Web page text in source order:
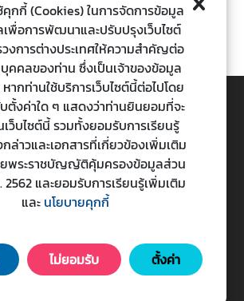
ถัดไป
ะเทศ
Affairs
ทร์ - ศุกร์ เวลา 08.30 - 16.30 น.
คุกกี้ (Cookies) ในการจัดการข้อมูล
พื่อการพัฒนาและปรับปรุงเว็บไซต์
งการต่างประเทศให้ความสำคัญต่อ
คคลของท่าน ซึ่งเป็นเจ้าของข้อมูล
ากท่านใช้บริการเว็บไซต์นี้ต่อไปโดย
ตั้งค่าใด ๆ แสดงว่าท่านยินยอมที่จะ
ว็บไซต์นี้ รวมทั้งยอมรับการเรียนรู้
ล่าวและเอกสารที่เกี่ยวข้องเพิ่มเติม
ยพระราชบัญญัติคุ้มครองข้อมูลส่วน
และยอมรับการเรียนรู้เพิ่มเติม
และ นโยบายคุกกี้
ไม่ยอมรับ ตั้งค่า